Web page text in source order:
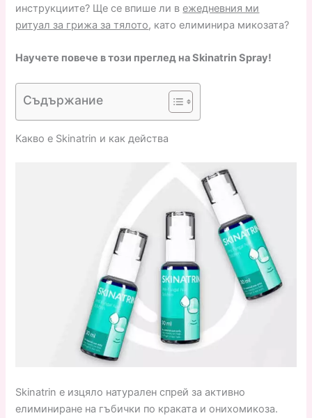
инструкциите? Ще се впише ли вежедневния ми
ритуал за грижа за тялото, като елиминира микозата?
Научете повече в този преглед на Skinatrin Spray!
Съдържание
Какво е Skinatrin и как действа
Skinatrin е изцяло натурален спрей за активно
елиминиране на гъбички по краката и онихомикоза.